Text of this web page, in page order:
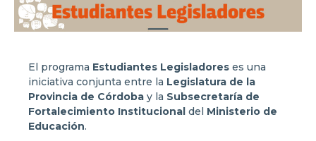
El programa Estudiantes Legisladores es una
iniciativa conjunta entre la Legislatura de la
Provincia de Córdoba y la Subsecretaría de
Fortalecimiento Institucional del Ministerio de
Educación.